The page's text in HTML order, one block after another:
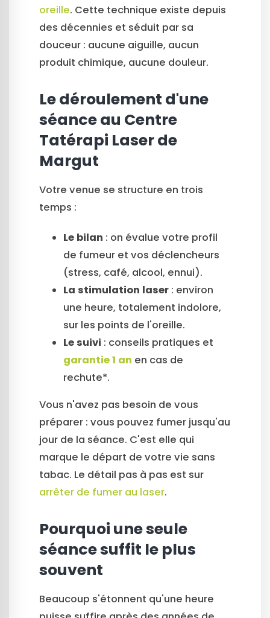
oreille. Cette technique existe depuis
des décennies et séduit par sa
douceur : aucune aiguille, aucun
produit chimique, aucune douleur.
Le déroulement d'une
séance au Centre
Tatérapi Laser de
Margut
Votre venue se structure en trois
temps :
Le bilan : on évalue votre profil
de fumeur et vos déclencheurs
(stress, café, alcool, ennui).
La stimulation laser : environ
une heure, totalement indolore,
sur les points de l'oreille.
Le suivi : conseils pratiques et
garantie 1 an en cas de
rechute*.
Vous n'avez pas besoin de vous
préparer : vous pouvez fumer jusqu'au
jour de la séance. C'est elle qui
marque le départ de votre vie sans
tabac. Le détail pas à pas est sur
arrêter de fumer au laser.
Pourquoi une seule
séance suffit le plus
souvent
Beaucoup s'étonnent qu'une heure